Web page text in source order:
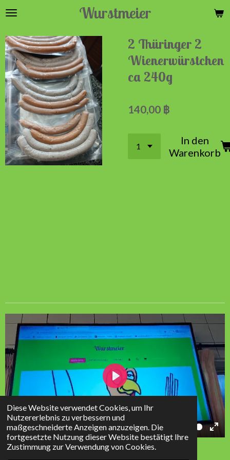
Diese Website verwendet Cookies, um Ihr
Nutzererlebnis zu verbessern und
maßgeschneiderte Anzeigen anzuzeigen. Die
fortgesetzte Nutzung dieser Website bestätigt Ihre
Zustimmung zur Verwendung von Cookies.
Zum
springen
Wurstmeier
2 Thüringer 2
Wienerwürstchen
ca 240g
140,00 ฿
In den
Warenkorb
P
l
01:52
M
u
E
P
a
y
© 2023 - 2026 Wurstmeier